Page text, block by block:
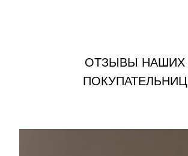
ОТЗЫВЫ НАШИХ
ПОКУПАТЕЛЬНИЦ